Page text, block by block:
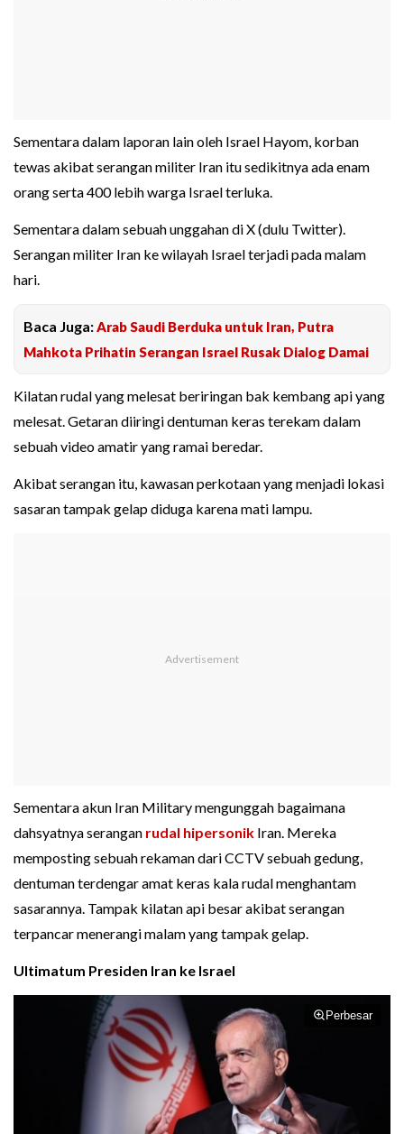
Sementara dalam laporan lain oleh Israel Hayom, korban
tewas akibat serangan militer Iran itu sedikitnya ada enam
orang serta 400 lebih warga Israel terluka.
Sementara dalam sebuah unggahan di X (dulu Twitter).
Serangan militer Iran ke wilayah Israel terjadi pada malam
hari.
Baca Juga:Arab Saudi Berduka untuk Iran, Putra
Mahkota Prihatin Serangan Israel Rusak Dialog Damai
Kilatan rudal yang melesat beriringan bak kembang api yang
melesat. Getaran diiringi dentuman keras terekam dalam
sebuah video amatir yang ramai beredar.
Akibat serangan itu, kawasan perkotaan yang menjadi lokasi
sasaran tampak gelap diduga karena mati lampu.
Sementara akun Iran Military mengunggah bagaimana
dahsyatnya serangan rudal hipersonik Iran. Mereka
memposting sebuah rekaman dari CCTV sebuah gedung,
dentuman terdengar amat keras kala rudal menghantam
sasarannya. Tampak kilatan api besar akibat serangan
terpancar menerangi malam yang tampak gelap.
Ultimatum Presiden Iran ke Israel
Perbesar